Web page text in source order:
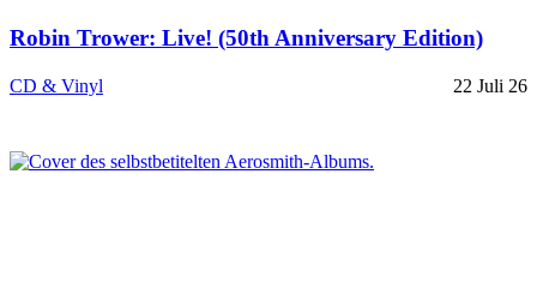
Robin Trower: Live! (50th Anniversary Edition)
CD & Vinyl 22 Juli 26